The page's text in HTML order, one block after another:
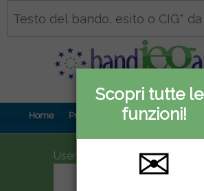
Informativa
privacy
Scopri tutte le
funzioni!
✉
Home Prova gratuita Contenuti
UserID